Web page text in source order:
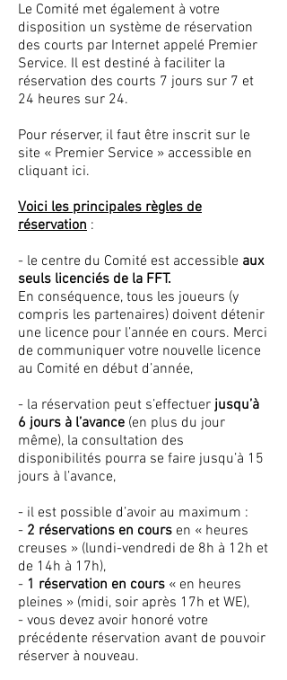
Le Comité met également à votre
disposition un système de réservation
des courts par Internet appelé Premier
Service. Il est destiné à faciliter la
réservation des courts 7 jours sur 7 et
24 heures sur 24.​
Pour réserver, il faut être inscrit sur le
site « Premier Service » accessible en
cliquant ici.
Voici les principales règles de
réservation :
- le centre du Comité est accessible aux
seuls licenciés de la FFT.
En conséquence, tous les joueurs (y
compris les partenaires) doivent détenir
une licence pour l’année en cours. Merci
de communiquer votre nouvelle licence
au Comité en début d’année,
- la réservation peut s’effectuer jusqu’à
6 jours à l’avance (en plus du jour
même), la consultation des
disponibilités pourra se faire jusqu’à 15
jours à l’avance,
- il est possible d’avoir au maximum :
- 2 réservations en cours en « heures
creuses » (lundi-vendredi de 8h à 12h et
de 14h à 17h),
- 1 réservation en cours « en heures
pleines » (midi, soir après 17h et WE),
- vous devez avoir honoré votre
précédente réservation avant de pouvoir
réserver à nouveau.